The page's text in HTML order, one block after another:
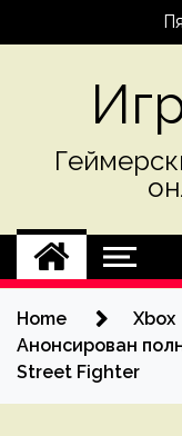
Home
Xbox
Анонсирован
Street Fighter